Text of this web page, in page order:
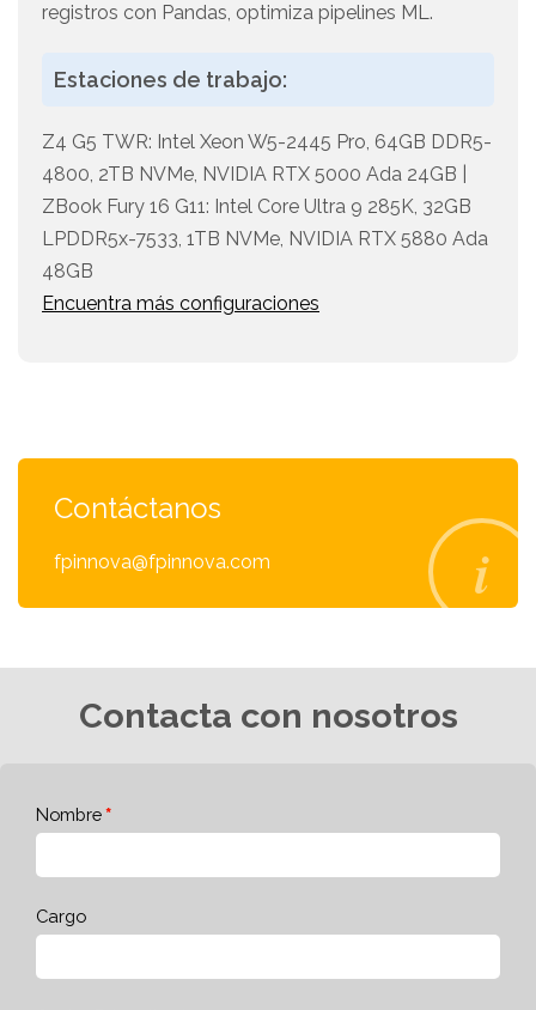
registros con Pandas, optimiza pipelines ML.
Estaciones de trabajo:
Z4 G5 TWR: Intel Xeon W5-2445 Pro, 64GB DDR5-
4800, 2TB NVMe, NVIDIA RTX 5000 Ada 24GB |
ZBook Fury 16 G11: Intel Core Ultra 9 285K, 32GB
LPDDR5x-7533, 1TB NVMe, NVIDIA RTX 5880 Ada
48GB
Encuentra más configuraciones
Contáctanos
fpinnova@fpinnova.com
Contacta con nosotros
Nombre
Cargo